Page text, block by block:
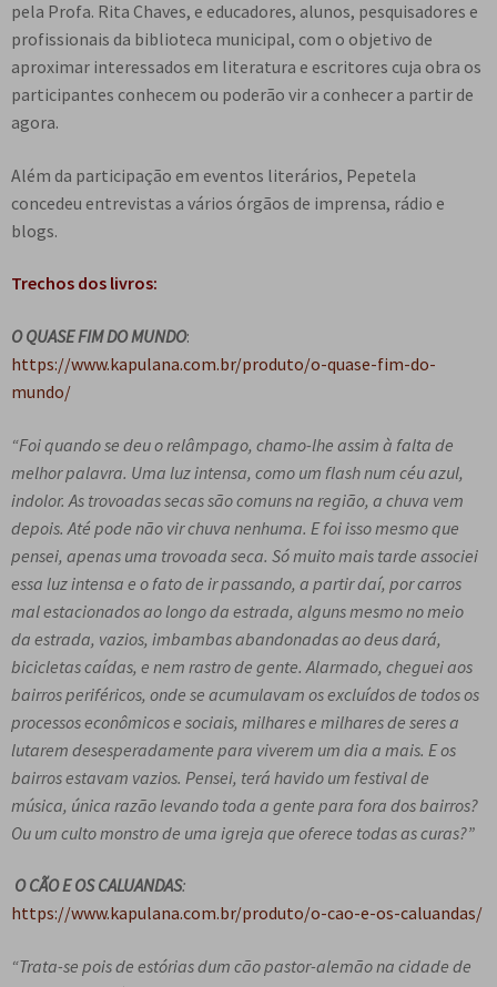
pela Profa. Rita Chaves, e educadores, alunos, pesquisadores e
profissionais da biblioteca municipal, com o objetivo de
aproximar interessados em literatura e escritores cuja obra os
participantes conhecem ou poderão vir a conhecer a partir de
agora.
Além da participação em eventos literários, Pepetela
concedeu entrevistas a vários órgãos de imprensa, rádio e
blogs.
Trechos dos livros:
O QUASE FIM DO MUNDO:
https://www.kapulana.com.br/produto/o-quase-fim-do-
mundo/
“Foi quando se deu o relâmpago, chamo-lhe assim à falta de
melhor palavra. Uma luz intensa, como um flash num céu azul,
indolor. As trovoadas secas são comuns na região, a chuva vem
depois. Até pode não vir chuva nenhuma. E foi isso mesmo que
pensei, apenas uma trovoada seca. Só muito mais tarde associei
essa luz intensa e o fato de ir passando, a partir daí, por carros
mal estacionados ao longo da estrada, alguns mesmo no meio
da estrada, vazios, imbambas abandonadas ao deus dará,
bicicletas caídas, e nem rastro de gente. Alarmado, cheguei aos
bairros periféricos, onde se acumulavam os excluídos de todos os
processos econômicos e sociais, milhares e milhares de seres a
lutarem desesperadamente para viverem um dia a mais. E os
bairros estavam vazios. Pensei, terá havido um festival de
música, única razão levando toda a gente para fora dos bairros?
Ou um culto monstro de uma igreja que oferece todas as curas?”
O CÃO E OS CALUANDAS:
https://www.kapulana.com.br/produto/o-cao-e-os-caluandas/
“Trata-se pois de estórias dum cão pastor-alemão na cidade de